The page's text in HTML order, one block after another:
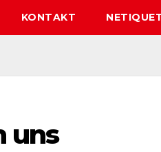
KONTAKT
uns